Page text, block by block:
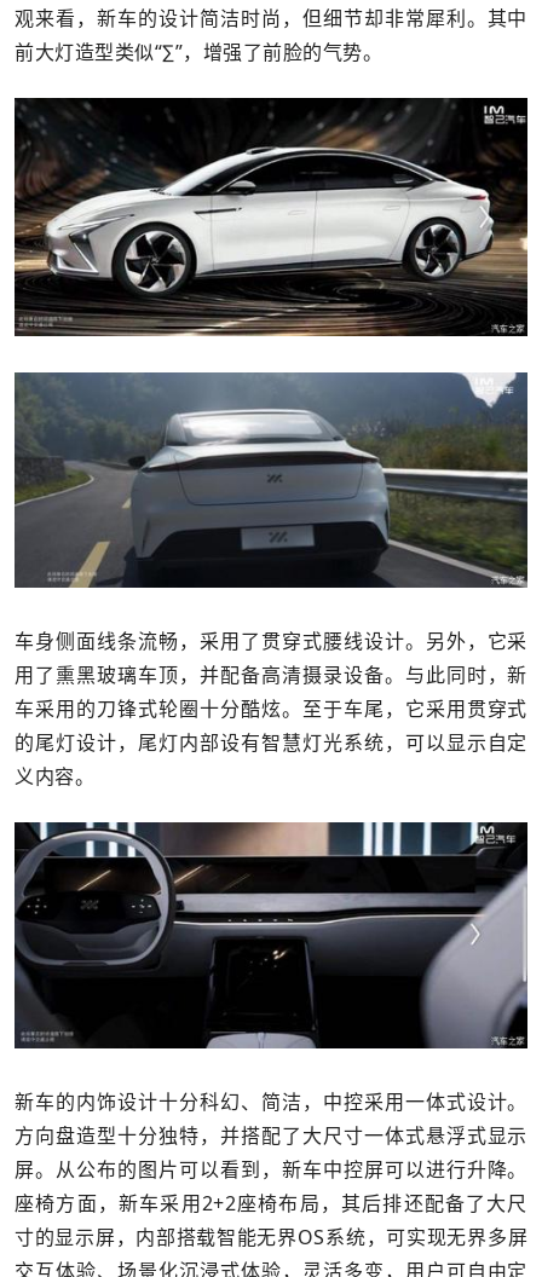
观来看，新车的设计简洁时尚，但细节却非常犀利。其中
前大灯造型类似“∑”，增强了前脸的气势。
车身侧面线条流畅，采用了贯穿式腰线设计。另外，它采
用了熏黑玻璃车顶，并配备高清摄录设备。与此同时，新
车采用的刀锋式轮圈十分酷炫。至于车尾，它采用贯穿式
的尾灯设计，尾灯内部设有智慧灯光系统，可以显示自定
义内容。
新车的内饰设计十分科幻、简洁，中控采用一体式设计。
方向盘造型十分独特，并搭配了大尺寸一体式悬浮式显示
屏。从公布的图片可以看到，新车中控屏可以进行升降。
座椅方面，新车采用2+2座椅布局，其后排还配备了大尺
寸的显示屏，内部搭载智能无界OS系统，可实现无界多屏
交互体验、场景化沉浸式体验，灵活多变，用户可自由定